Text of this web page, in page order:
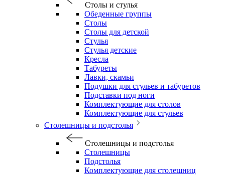
Столы и стулья
Обеденные группы
Столы
Столы для детской
Стулья
Стулья детские
Кресла
Табуреты
Лавки, скамьи
Подушки для стульев и табуретов
Подставки под ноги
Комплектующие для столов
Комплектующие для стульев
Столешницы и подстолья
Столешницы и подстолья
Столешницы
Подстолья
Комплектующие для столешниц